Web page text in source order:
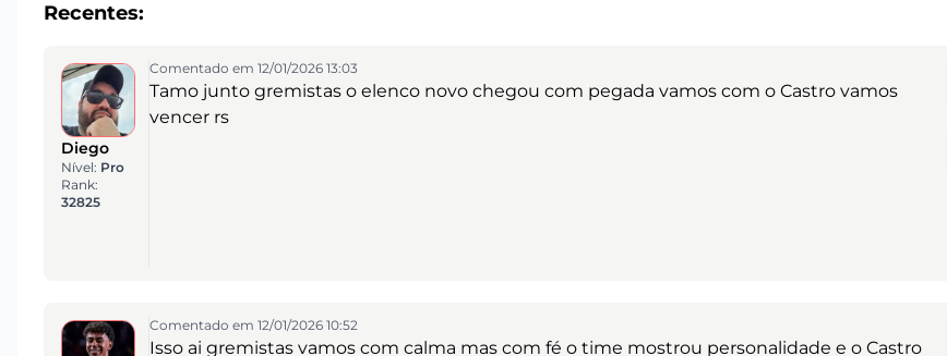
Recentes:
Diego
Nível: Pro
Rank:
32825
Comentado em 12/01/2026 13:03
Tamo junto gremistas o elenco novo chegou com pegada vamos com o Castro vamos
vencer rs
Comentado em 12/01/2026 10:52
Isso ai gremistas vamos com calma mas com fé o time mostrou personalidade e o Castro